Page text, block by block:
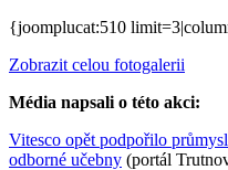
{joomplucat:510
Zobrazit celou fotogalerii
Média napsali o této akci:
Vitesco opět podpořilo
odborné učebny (portál